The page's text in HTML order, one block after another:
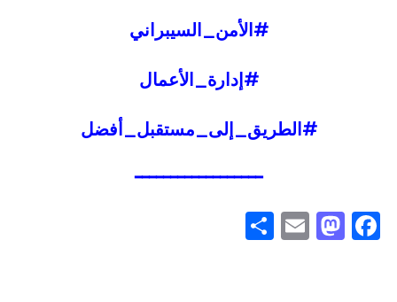
#الأمن_السيبراني
#إدارة_الأعمال
#الطريق_إلى_مستقبل_أفضل
━━━━━━━━━━━━━━━━━━
Facebook
Mastodon
Email